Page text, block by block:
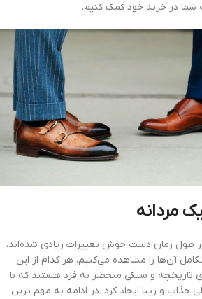
شما در خرید خود کمک کنیم.
مردانه
طول زمان دست خوش تغییرات زیادی شده‌اند،
آن‌ها را مشاهده می‌کنیم. هر کدام از این
تاریخچه و سبکی منحصر به فرد هستند که با
جذاب و زیبا ایجاد کرد. در ادامه به مهم ترین